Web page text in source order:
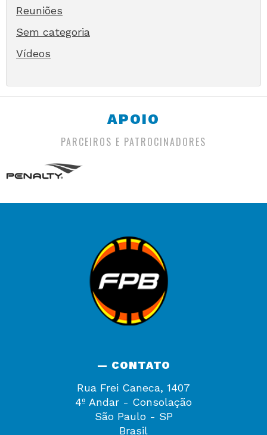
Reuniões
Sem categoria
Vídeos
APOIO
PARCEIROS E PATROCINADORES
— CONTATO
Rua Frei Caneca, 1407
4º Andar - Consolação
São Paulo - SP
Brasil